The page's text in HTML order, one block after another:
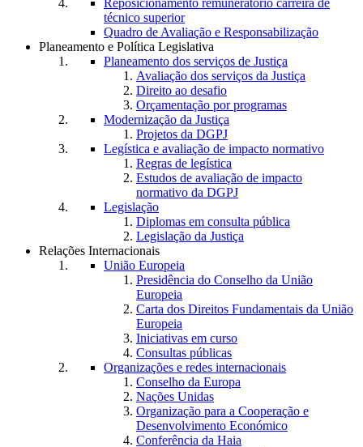
Reposicionamento remuneratório carreira de
técnico superior
Quadro de Avaliação e Responsabilização
Planeamento e Política Legislativa
Planeamento dos serviços de Justiça
Avaliação dos serviços da Justiça
Direito ao desafio
Orçamentação por programas
Modernização da Justiça
Projetos da DGPJ
Legística e avaliação de impacto normativo
Regras de legística
Estudos de avaliação de impacto
normativo da DGPJ
Legislação
Diplomas em consulta pública
Legislação da Justiça
Relações Internacionais
União Europeia
Presidência do Conselho da União
Europeia
Carta dos Direitos Fundamentais da União
Europeia
Iniciativas em curso
Consultas públicas
Organizações e redes internacionais
Conselho da Europa
Nações Unidas
Organização para a Cooperação e
Desenvolvimento Económico
Conferência da Haia